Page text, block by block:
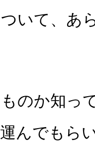
いて、あ
のか知っ
んでもら